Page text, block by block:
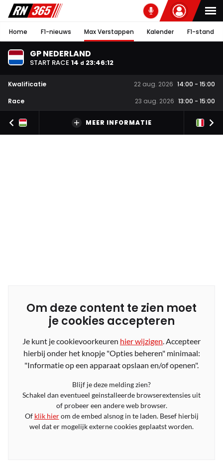
Home F1-nieuws Max Verstappen Kalender F1-stand
GP NEDERLAND
START RACE 14 d 23:46:11
Kwalificatie 22 aug. 2026 14:00 - 15:00
Race
23 aug. 2026 13:00 - 15:00
MEER INFORMATIE
Om deze content te zien moet
je cookies accepteren
Je kunt je cookievoorkeuren hier wijzigen. Accepteer
hierbij onder het knopje "Opties beheren" minimaal:
"Informatie op een apparaat opslaan en/of openen".
Blijf je deze melding zien?
Schakel dan eventueel geinstalleerde browserextensies uit
of probeer een andere web browser.
Of klik hierom de embed alsnog in te laden. Besef hierbij
wel dat er mogelijk externe cookies geplaatst worden.